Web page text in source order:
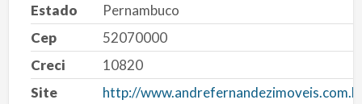
Estado
Pernambuco
Cep
52070000
Creci
10820
Site
http://